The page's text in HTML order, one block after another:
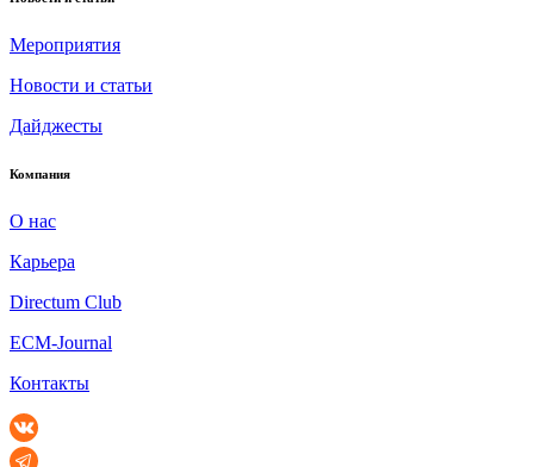
Мероприятия
Новости и статьи
Дайджесты
Компания
О нас
Карьера
Directum Club
ECM-Journal
Контакты